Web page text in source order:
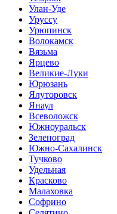
Улан-Уде
Уруссу
Урюпинск
Волокамск
Вязьма
Ярцево
Великие-Луки
Юрюзань
Ялуторовск
Янаул
Всеволожск
Южноуральск
Зеленоград
Южно-Сахалинск
Тучково
Удельная
Красково
Малаховка
Софрино